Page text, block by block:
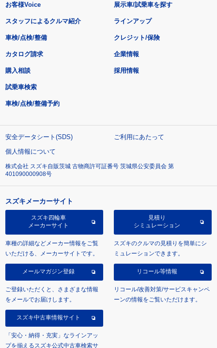
お客様Voice
スタッフによるクルマ紹介
展示車/試乗車を探す
ラインアップ
車検/点検/整備 クレジット/保険
カタログ請求
購入相談
試乗車検索
車検/点検/整備予約
企業情報
採用情報
安全データシート(SDS)
ご利用にあたって
個人情報について
株式会社 スズキ自販茨城 古物商許可証番号 茨城県公安委員会 第
401090000908号
スズキメーカーサイト
スズキ四輪車
メーカーサイト
車種の詳細などメーカー情報をご覧
いただける、メーカーサイトです。
見積り
シミュレーション
スズキのクルマの見積りを簡単にシ
ミュレーションできます。
メールマガジン登録
ご登録いただくと、さまざまな情報
をメールでお届けします。
リコール等情報
リコール/改善対策/サービスキャンペ
ーンの情報をご覧いただけます。
スズキ中古車情報サイト
「安心・納得・充実」なラインアッ
プを揃えるスズキ公式中古車検索サ